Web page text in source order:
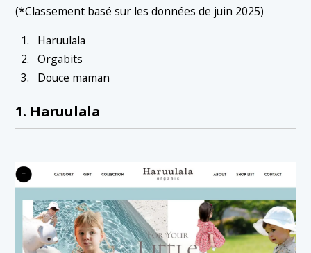
(*Classement basé sur les données de juin 2025)
Haruulala
Orgabits
Douce maman
1. Haruulala